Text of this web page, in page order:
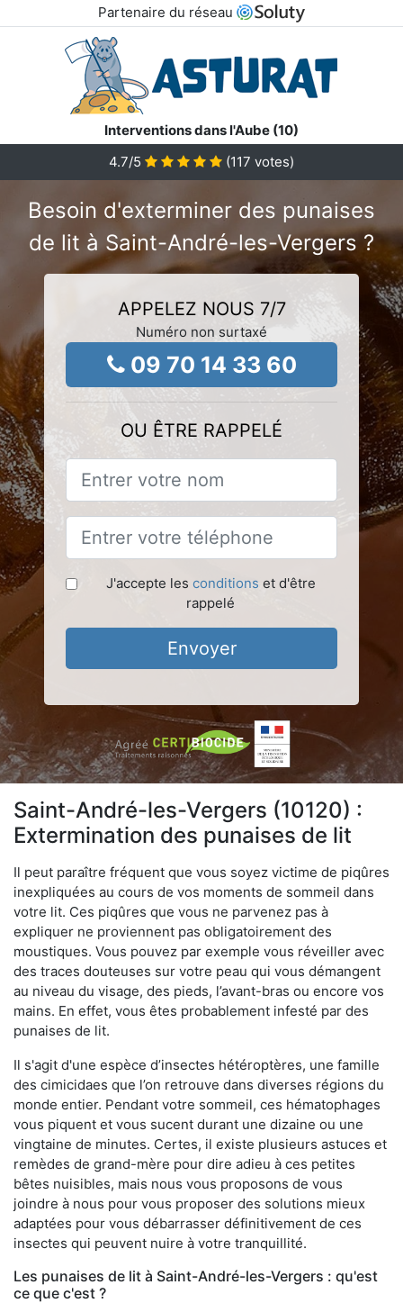
Partenaire du réseau
Interventions dans l'Aube (10)
4.7/5 (117 votes)
Besoin d'exterminer des punaises
de lit à Saint-André-les-Vergers ?
APPELEZ NOUS 7/7
Numéro non surtaxé
09 70 14 33 60
OU ÊTRE RAPPELÉ
J'accepte les conditions et d'être
rappelé
Envoyer
Saint-André-les-Vergers (10120) :
Extermination des punaises de lit
Il peut paraître fréquent que vous soyez victime de piqûres
inexpliquées au cours de vos moments de sommeil dans
votre lit. Ces piqûres que vous ne parvenez pas à
expliquer ne proviennent pas obligatoirement des
moustiques. Vous pouvez par exemple vous réveiller avec
des traces douteuses sur votre peau qui vous démangent
au niveau du visage, des pieds, l’avant-bras ou encore vos
mains. En effet, vous êtes probablement infesté par des
punaises de lit.
Il s'agit d'une espèce d’insectes hétéroptères, une famille
des cimicidaes que l’on retrouve dans diverses régions du
monde entier. Pendant votre sommeil, ces hématophages
vous piquent et vous sucent durant une dizaine ou une
vingtaine de minutes. Certes, il existe plusieurs astuces et
remèdes de grand-mère pour dire adieu à ces petites
bêtes nuisibles, mais nous vous proposons de vous
joindre à nous pour vous proposer des solutions mieux
adaptées pour vous débarrasser définitivement de ces
insectes qui peuvent nuire à votre tranquillité.
Les punaises de lit à Saint-André-les-Vergers : qu'est
ce que c'est ?